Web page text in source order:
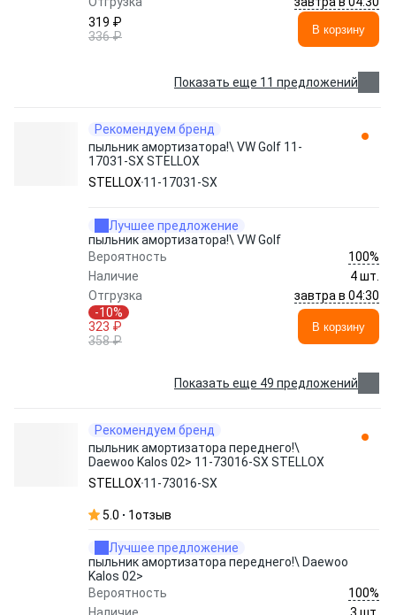
319 ₽
336 ₽
В корзину
Показать еще 11 предложений
Рекомендуем бренд
пыльник амортизатора!\ VW Golf 11-
17031-SX STELLOX
STELLOX 11-17031-SX
Лучшее предложение
пыльник амортизатора!\ VW Golf
Вероятность
100%
Наличие
4 шт.
Отгрузка
завтра в 04:30
-10%
323 ₽
358 ₽
В корзину
Показать еще 49 предложений
Рекомендуем бренд
пыльник амортизатора переднего!\
Daewoo Kalos 02> 11-73016-SX STELLOX
STELLOX 11-73016-SX
5.0 1отзыв
Лучшее предложение
пыльник амортизатора переднего!\ Daewoo
Kalos 02>
Вероятность
100%